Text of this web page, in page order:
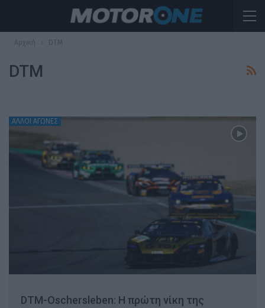
Αρχική DTM
DTM
ΆΛΛΟΙ ΑΓΏΝΕΣ
DTM-Oschersleben: Η πρώτη νίκη της